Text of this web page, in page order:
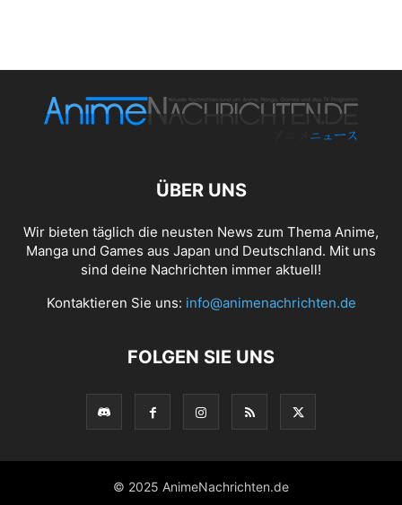
ÜBER UNS
Wir bieten täglich die neusten News zum Thema Anime,
Manga und Games aus Japan und Deutschland. Mit uns
sind deine Nachrichten immer aktuell!
Kontaktieren Sie uns: info@animenachrichten.de
FOLGEN SIE UNS
© 2025 AnimeNachrichten.de